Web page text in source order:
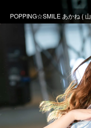
POPPING☆SMILE あかね (